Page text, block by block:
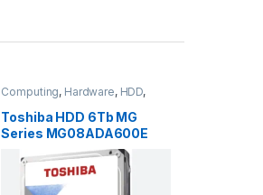
Computing, Hardware, HDD,
Memory
Storage
Toshiba HDD 6Tb MG
Series MG08ADA600E